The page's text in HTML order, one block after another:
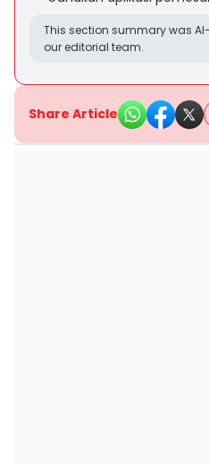
This section summary was
our editorial team.
Share Article